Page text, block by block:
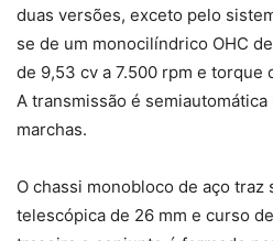
duas versões, exceto pelo
se de um monocilíndrico OHC
de 9,53 cv a 7.500 rpm e torque
A transmissão é
marchas.
O chassi monobloco de aço traz
telescópica de 26 mm e curso